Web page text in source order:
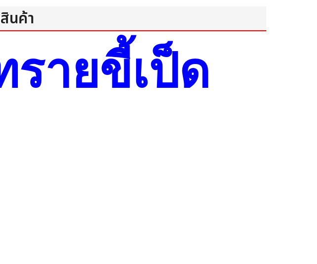
นค้า
ายขี้เป็ด